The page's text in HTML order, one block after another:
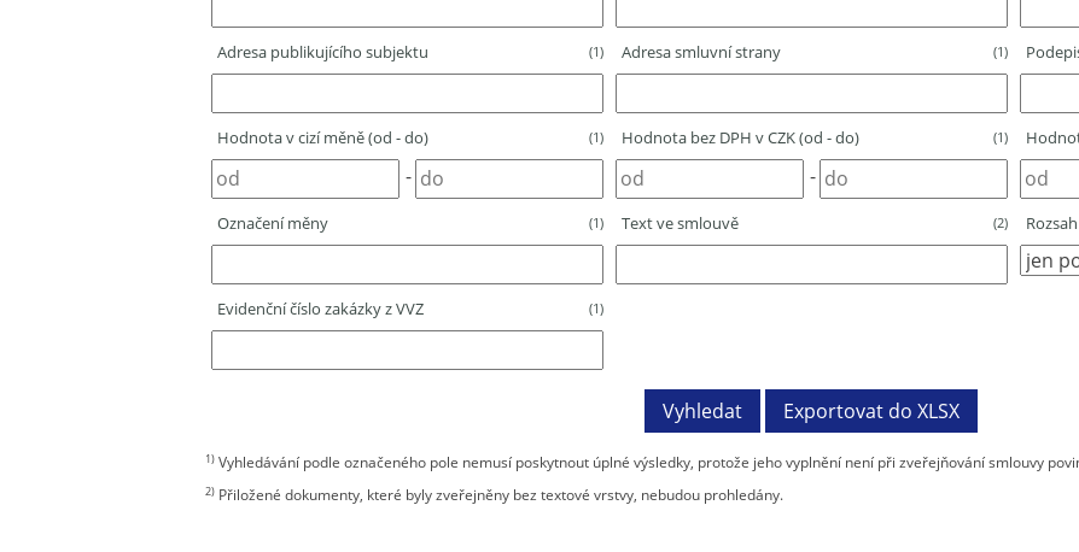
Adresa publikujícího subjektu (1)
Hodnota v cizí měně (od - do) (1)
-
Označení měny (1)
Evidenční číslo zakázky z VVZ (1)
Adresa smluvní strany (1)
Hodnota bez DPH v CZK (od - do) (1)
-
Text ve smlouvě (2)
1)Vyhledávání podle označeného pole nemusí poskytnout úplné výsledky, protože jeho vyplnění není při zveřejňování smlouvy
2)Přiložené dokumenty, které byly zveřejněny bez textové vrstvy, nebudou prohledány.